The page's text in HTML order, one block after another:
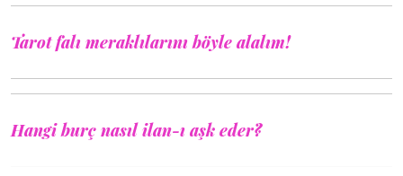
Tarot falı meraklılarını böyle alalım!
Hangi burç nasıl ilan-ı aşk eder?